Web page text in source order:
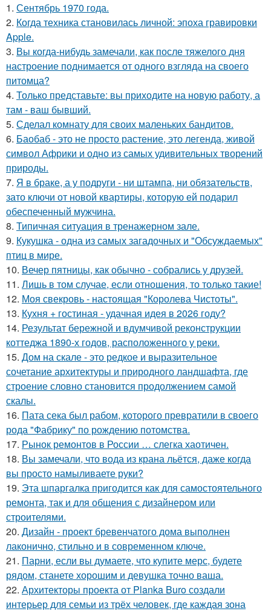
1. Сентябрь 1970 года.
2. Когда техника становилась личной: эпоха гравировки
Apple.
3. Вы когда-нибудь замечали, как после тяжелого дня
настроение поднимается от одного взгляда на своего
питомца?
4. Только представьте: вы приходите на новую работу, а
там - ваш бывший.
5. Сделал комнату для своих маленьких бандитов.
6. Баобаб - это не просто растение, это легенда, живой
символ Африки и одно из самых удивительных творений
природы.
7. Я в браке, а у подруги - ни штампа, ни обязательств,
зато ключи от новой квартиры, которую ей подарил
обеспеченный мужчина.
8. Типичная ситуация в тренажерном зале.
9. Кукушка - одна из самых загадочных и "Обсуждаемых"
птиц в мире.
10. Вечер пятницы, как обычно - собрались у друзей.
11. Лишь в том случае, если отношения, то только такие!
12. Моя свекровь - настоящая "Королева Чистоты".
13. Кухня + гостиная - удачная идея в 2026 году?
14. Результат бережной и вдумчивой реконструкции
коттеджа 1890-х годов, расположенного у реки.
15. Дом на скале - это редкое и выразительное
сочетание архитектуры и природного ландшафта, где
строение словно становится продолжением самой
скалы.
16. Пата сека был рабом, которого превратили в своего
рода "Фабрику" по рождению потомства.
17. Рынок ремонтов в России … слегка хаотичен.
18. Вы замечали, что вода из крана льётся, даже когда
вы просто намыливаете руки?
19. Эта шпаргалка пригодится как для самостоятельного
ремонта, так и для общения с дизайнером или
строителями.
20. Дизайн - проект бревенчатого дома выполнен
лаконично, стильно и в современном ключе.
21. Парни, если вы думаете, что купите мерс, будете
рядом, станете хорошим и девушка точно ваша.
22. Архитекторы проекта от Planka Buro создали
интерьер для семьи из трёх человек, где каждая зона